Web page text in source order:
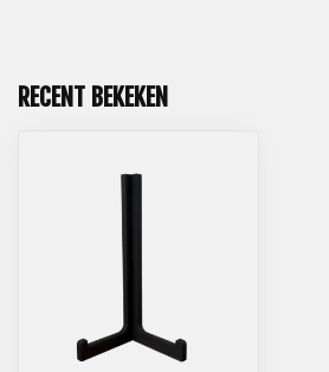
RECENT BEKEKEN